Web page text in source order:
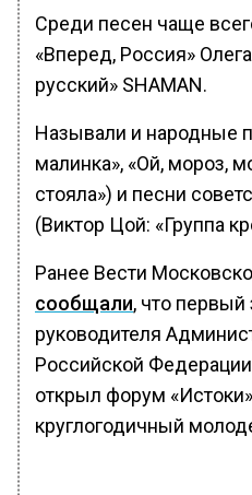
Среди песен чаще
«Вперед, Россия»
русский» SHAMAN.
Называли и народные
малинка», «Ой, мороз,
стояла») и песни
(Виктор Цой: «Группа
Ранее Вести
сообщали, что первый
руководителя
Российской
открыл форум
круглогодичный